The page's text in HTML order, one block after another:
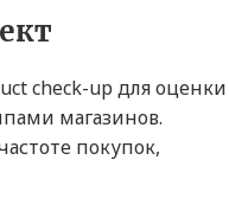
check-up для оценки
магазинов.
покупок,